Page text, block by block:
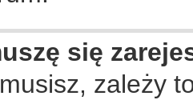
się
zależy